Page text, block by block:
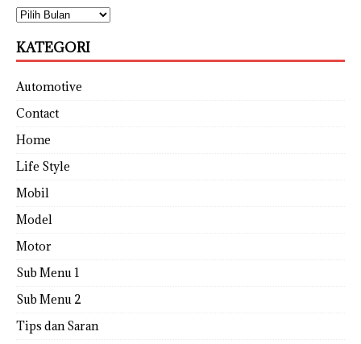
KATEGORI
Automotive
Contact
Home
Life Style
Mobil
Model
Motor
Sub Menu 1
Sub Menu 2
Tips dan Saran